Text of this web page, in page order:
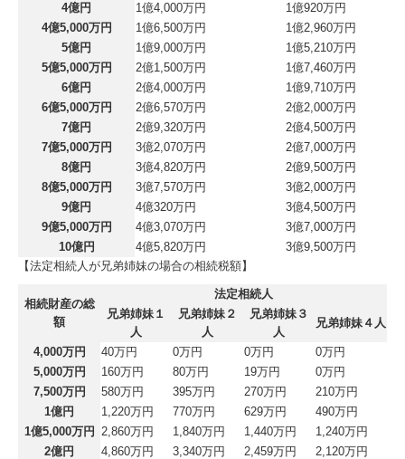
4億円
1億4,000万円
1億920万円
4億5,000万円
1億6,500万円
1億2,960万円
5億円
1億9,000万円
1億5,210万円
5億5,000万円
2億1,500万円
1億7,460万円
6億円
2億4,000万円
1億9,710万円
6億5,000万円
2億6,570万円
2億2,000万円
7億円
2億9,320万円
2億4,500万円
7億5,000万円
3億2,070万円
2億7,000万円
8億円
3億4,820万円
2億9,500万円
8億5,000万円
3億7,570万円
3億2,000万円
9億円
4億320万円
3億4,500万円
9億5,000万円
4億3,070万円
3億7,000万円
10億円
4億5,820万円
3億9,500万円
【法定相続人が兄弟姉妹の場合の相続税額】
相続財産の総
額
法定相続人
兄弟姉妹１
人
兄弟姉妹２
人
兄弟姉妹３
人
兄弟姉妹４人
4,000万円 40万円 0万円 0万円
0万円
5,000万円
160万円 80万円 19万円
0万円
7,500万円
580万円 395万円 270万円
210万円
1億円
1,220万円 770万円 629万円
490万円
1億5,000万円 2,860万円 1,840万円 1,440万円
1,240万円
2億円
4,860万円 3,340万円 2,459万円
2,120万円